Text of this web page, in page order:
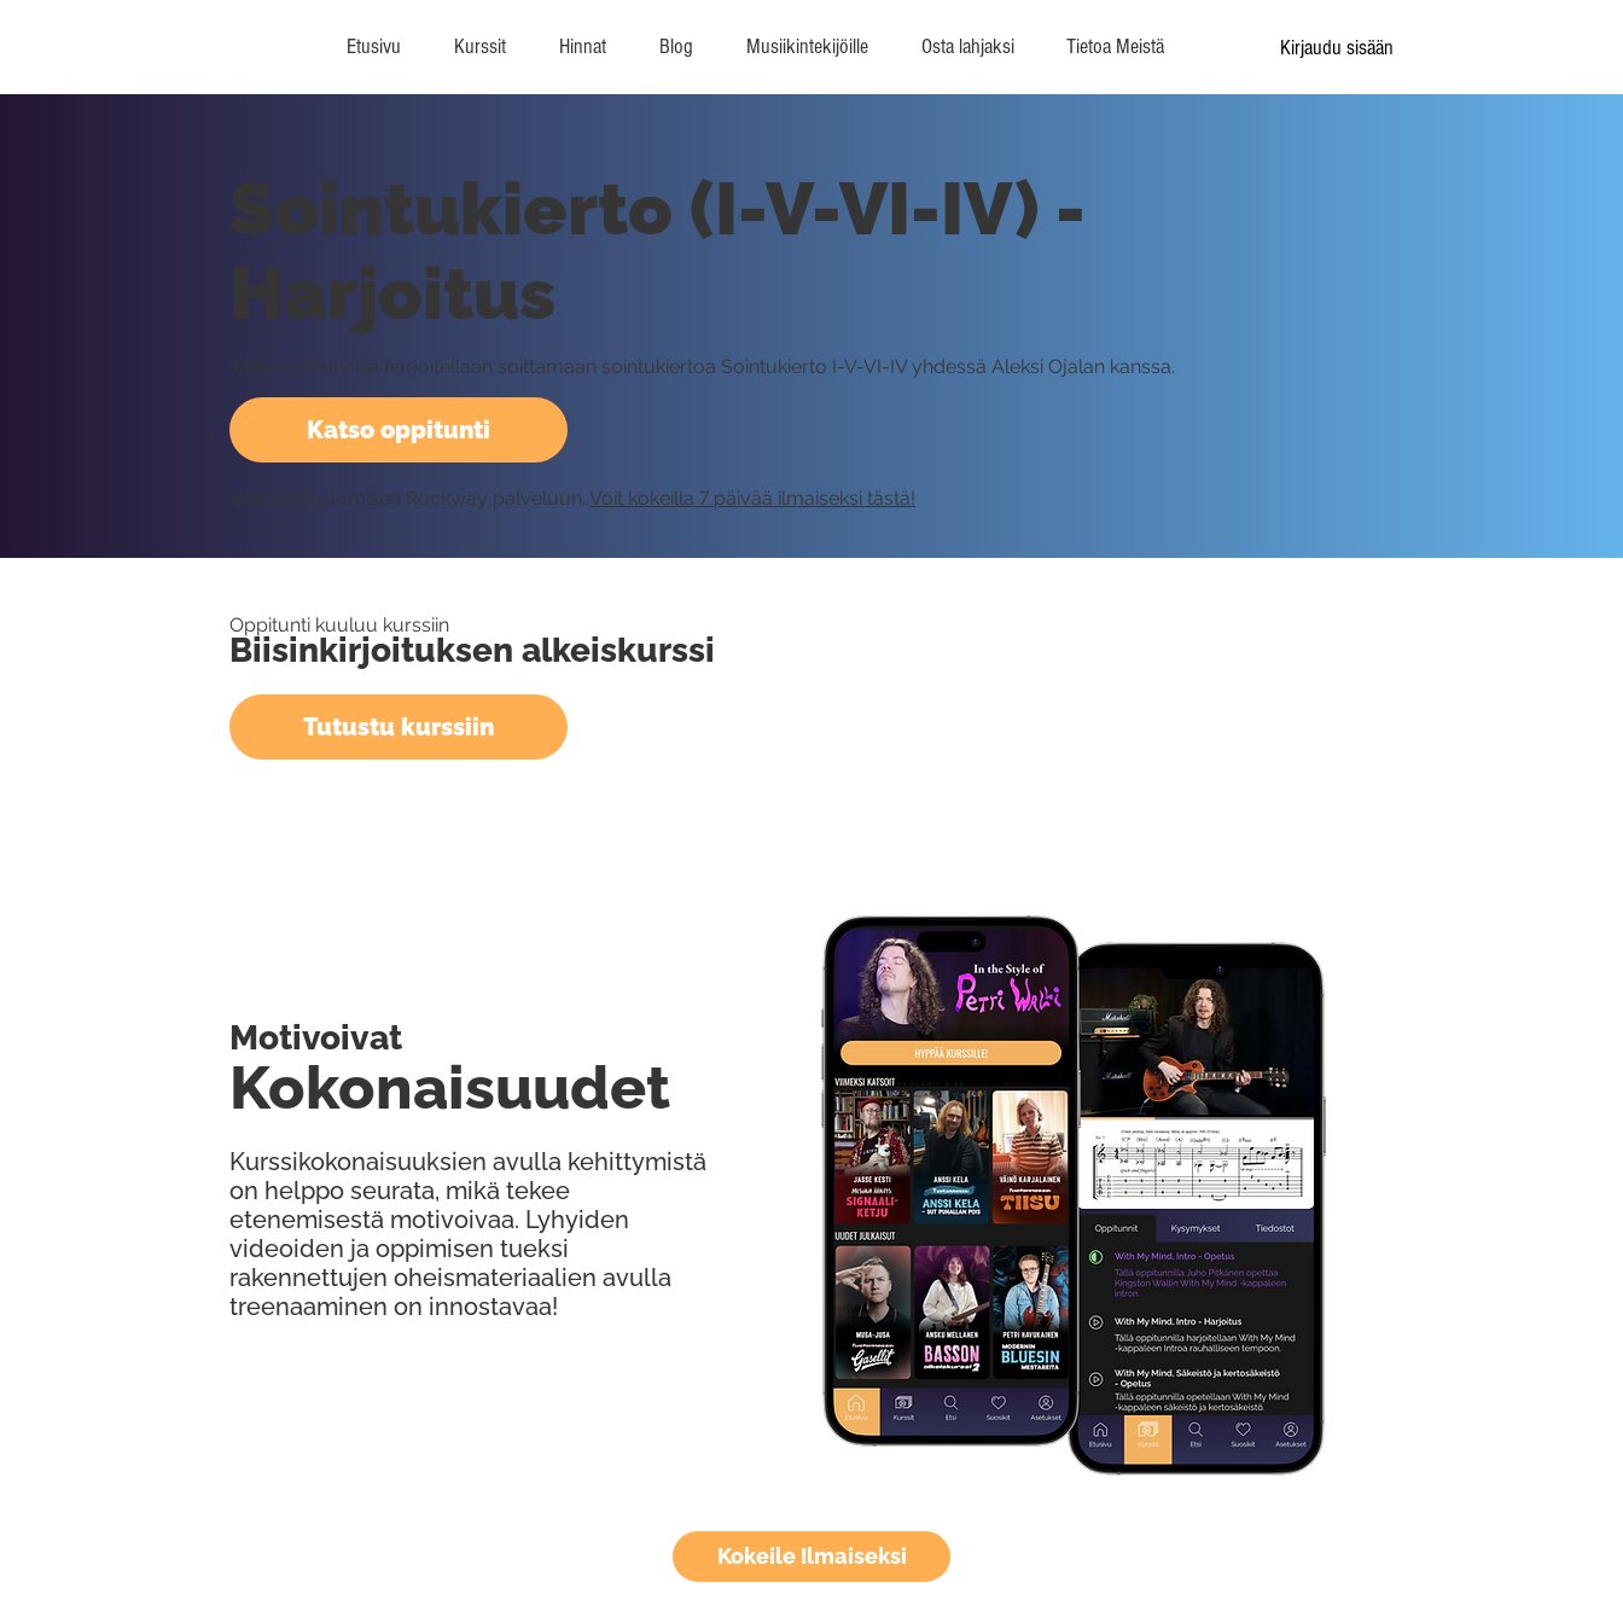
Etusivu Kurssit Hinnat Blog Musiikintekijöille Osta lahjaksi Tietoa Meistä Kirjaudu sisään
Kokeile Ilmaiseksi
Katso oppitunti
Sointukierto (I-V-VI-IV) -
Harjoitus
Tällä oppitunnilla harjoitellaan soittamaan sointukiertoa Sointukierto I-V-VI-IV yhdessä Aleksi Ojalan kanssa.
Vaatii kirjautumisen Rockway palveluun. Voit kokeilla 7 päivää ilmaiseksi tästä!
Oppitunti kuuluu kurssiin
Biisinkirjoituksen alkeiskurssi
Tutustu kurssiin
Kurssikokonaisuuksien avulla kehittymistä
on helppo seurata, mikä tekee
etenemisestä motivoivaa. Lyhyiden
videoiden ja oppimisen tueksi
rakennettujen oheismateriaalien avulla
treenaaminen on innostavaa!
Kokonaisuudet
Motivoivat